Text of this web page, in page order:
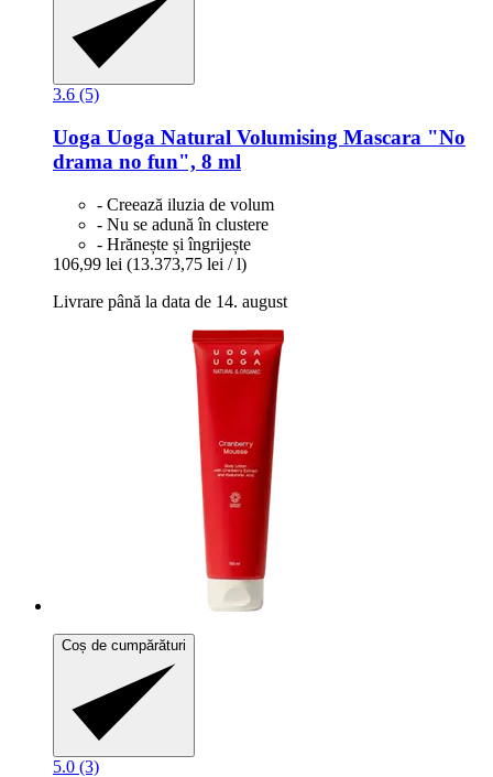
3.6 (5)
Uoga Uoga Natural Volumising Mascara "No
drama no fun", 8 ml
- Creează iluzia de volum
- Nu se adună în clustere
- Hrănește și îngrijește
106,99 lei (13.373,75 lei / l)
Livrare până la data de 14. august
Coș de cumpărături
5.0 (3)